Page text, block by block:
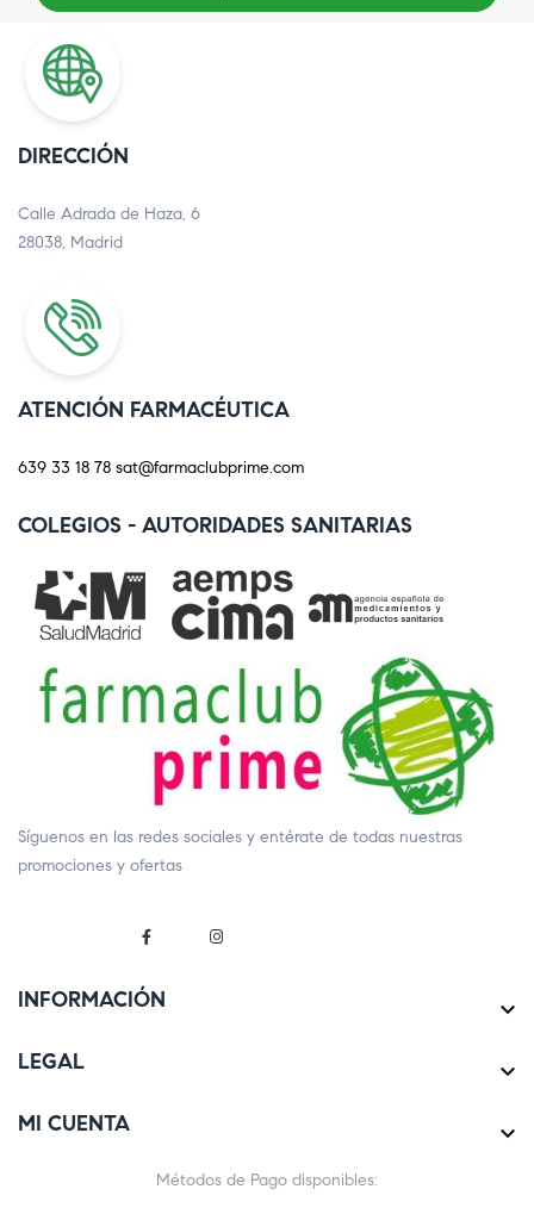
DIRECCIÓN
Calle Adrada de Haza, 6
28038, Madrid
ATENCIÓN FARMACÉUTICA
639 33 18 78 sat@farmaclubprime.com
COLEGIOS - AUTORIDADES SANITARIAS
Síguenos en las redes sociales y entérate de todas nuestras
promociones y ofertas
INFORMACIÓN 
LEGAL 
MI CUENTA 
Métodos de Pago disponibles: